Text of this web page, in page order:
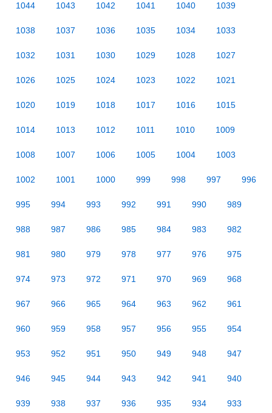
1044 1043 1042 1041 1040 1039
1038 1037 1036 1035 1034 1033
1032 1031 1030 1029 1028 1027
1026 1025 1024 1023 1022 1021
1020 1019 1018 1017 1016 1015
1014 1013 1012 1011 1010 1009
1008 1007 1006 1005 1004 1003
1002 1001 1000 999 998 997 996
995 994 993 992 991 990 989
988 987 986 985 984 983 982
981 980 979 978 977 976 975
974 973 972 971 970 969 968
967 966 965 964 963 962 961
960 959 958 957 956 955 954
953 952 951 950 949 948 947
946 945 944 943 942 941 940
939 938 937 936 935 934 933